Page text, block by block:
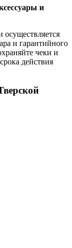
и
и гарантийного
чеки и
действия